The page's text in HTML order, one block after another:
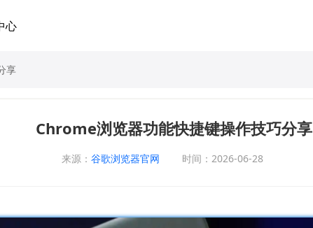
心
享
Chrome浏览器功能快捷键操作技巧分享
来源： 谷歌浏览器官网 时间：2026-06-28